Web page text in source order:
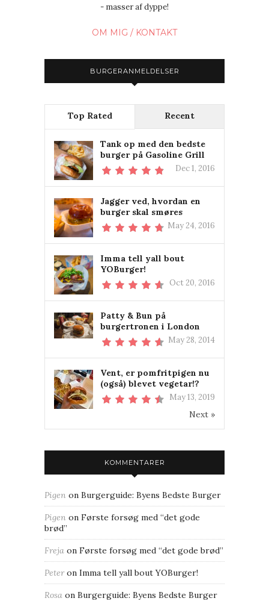
- masser af dyppe!
OM MIG / KONTAKT
BURGERANMELDELSER
Top Rated Recent
Tank op med den bedste
burger på Gasoline Grill
Dec 1, 2016
Jagger ved, hvordan en
burger skal smøres
May 24, 2016
Imma tell yall bout
YOBurger!
Oct 20, 2016
Patty & Bun på
burgertronen i London
May 28, 2014
Vent, er pomfritpigen nu
(også) blevet vegetar!?
May 13, 2019
Next »
KOMMENTARER
Pigen on Burgerguide: Byens Bedste Burger
Pigen on Første forsøg med “det gode
brød”
Freja on Første forsøg med “det gode brød”
Peteron Imma tell yall bout YOBurger!
Rosa on Burgerguide: Byens Bedste Burger